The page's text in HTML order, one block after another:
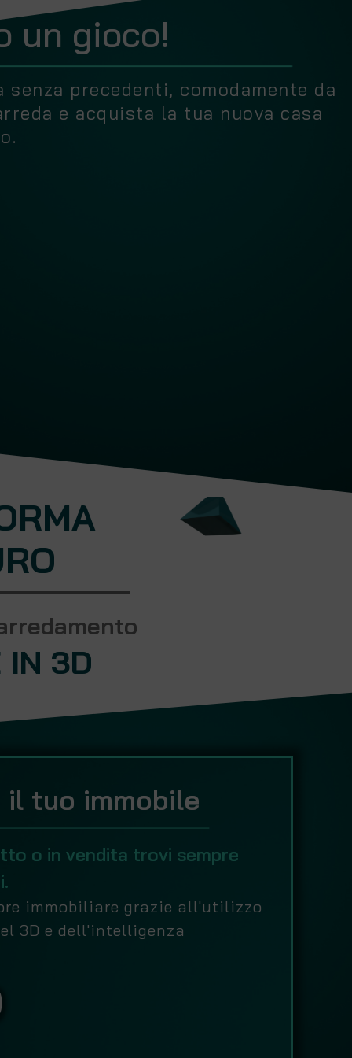
un gioco!
senza precedenti, comodamente da
e acquista la tua nuova casa
IN 3D
il tuo immobile
o in vendita trovi sempre
immobiliare grazie all'utilizzo
3D e dell'intelligenza